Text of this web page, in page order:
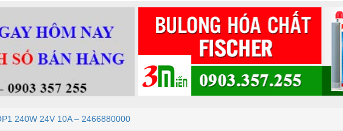
240W 24V 10A – 2466880000